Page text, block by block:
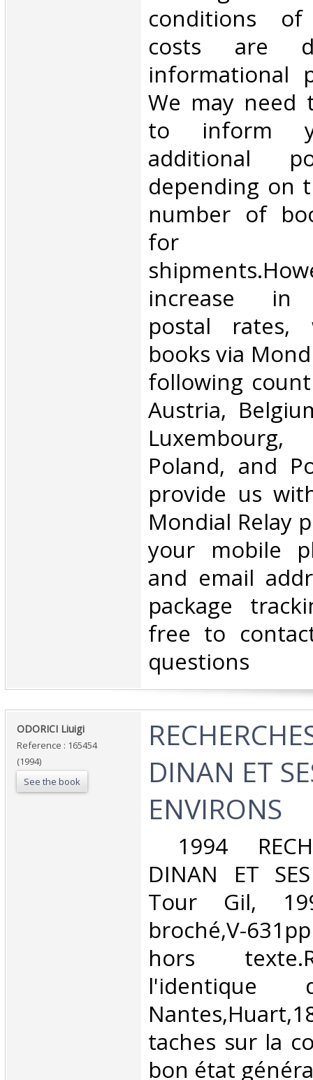
conditions of
costs are
informational
We may need
to inform
additional
depending on
number of
for
increase in
postal
books via
following
Austria,
Poland, and
provide us
Mondial Relay
your mobile
and email
package
free to
questions‎
‎ODORICI Liuigi‎
Reference : 165454
(1994)
See the book
DINAN ET
ENVIRONS‎
1994
DINAN ET
Tour Gil,
broché,V-
hors
l'identique
taches sur la
bon état